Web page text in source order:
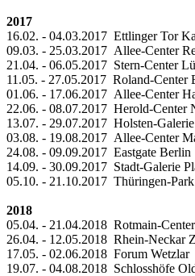
2017
16.02. - 04.03.2017 Ettlinger Tor
09.03. - 25.03.2017 Allee-Center
21.04. - 06.05.2017 Stern-Center
11.05. - 27.05.2017 Roland-Center
01.06. - 17.06.2017 Allee-Center
22.06. - 08.07.2017 Herold-Center
13.07. - 29.07.2017 Holsten-
03.08. - 19.08.2017 Allee-Center
24.08. - 09.09.2017 Eastgate Berlin
14.09. - 30.09.2017 Stadt-Galerie
05.10. - 21.10.2017 Thüringen-
2018
05.04. - 21.04.2018 Rotmain-
26.04. - 12.05.2018 Rhein-Neckar
17.05. - 02.06.2018 Forum Wetzlar
19.07. - 04.08.2018 Schlosshöfe